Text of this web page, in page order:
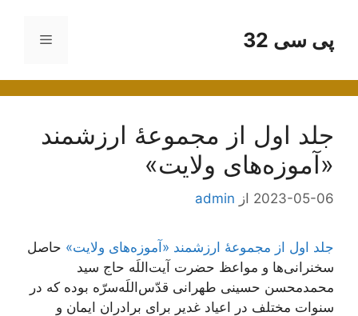
محتواپی سی 32 فهرست
جلد اول از مجموعۀ ارزشمند
«آموزه‌های ولایت»
2023-05-06 از admin
جلد اول از مجموعۀ ارزشمند «آموزه‌های ولایت» حاصل
سخنرانی‌ها و مواعظ حضرت آیت‌اللَه حاج سید
محمدمحسن حسینی طهرانی قدّس‌اللَه‌سرّه بوده که در
سنوات مختلف در اعیاد غدیر برای برادران ایمان و